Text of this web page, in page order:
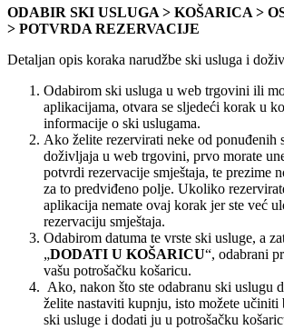
ODABIR SKI USLUGA > KOŠARICA >
> POTVRDA REZERVACIJE
Detaljan opis koraka narudžbe ski usluga i
Odabirom ski usluga u web trgovini ili
aplikacijama, otvara se sljedeći korak u
informacije o ski uslugama.
Ako želite rezervirati neke od ponuđenih
doživljaja u web trgovini, prvo morate
potvrdi rezervacije smještaja, te prezime
za to predviđeno polje. Ukoliko
aplikacija nemate ovaj korak jer ste već
rezervaciju smještaja.
Odabirom datuma te vrste ski usluge, a
„DODATI U KOŠARICU“, odabrani
vašu potrošačku košaricu.
Ako, nakon što ste odabranu ski uslugu
želite nastaviti kupnju, isto možete učiniti
ski usluge i dodati ju u potrošačku